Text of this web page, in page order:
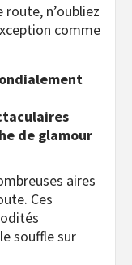
n’oubliez
comme
de glamour
aires
Ces
souffle sur